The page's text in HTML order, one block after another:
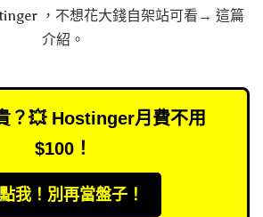
，不想花大錢自架站可看→ 這篇
介紹 。
？💥 Hostinger月費不用
$100！
點我！別再當盤子！